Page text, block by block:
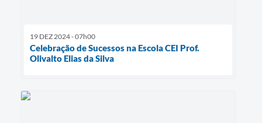
19 DEZ 2024 - 07h00
Celebração de Sucessos na Escola CEI Prof.
Olivalto Elias da Silva